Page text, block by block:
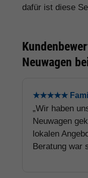
dafür ist diese
Neuwagen
★★★★★
„Wir haben
Neuwagen
lokalen
Beratung war